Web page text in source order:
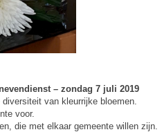
– zondag 7 juli 2019
van kleurrijke bloemen.
voor.
die met elkaar gemeente willen zijn.